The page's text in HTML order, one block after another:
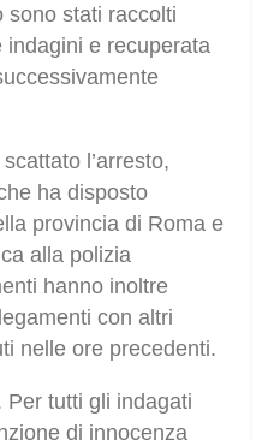
sono stati raccolti
e recuperata
l’arresto,
ha disposto
provincia di Roma e
alla polizia
hanno inoltre
con altri
nelle ore precedenti.
Per tutti gli indagati
di innocenza